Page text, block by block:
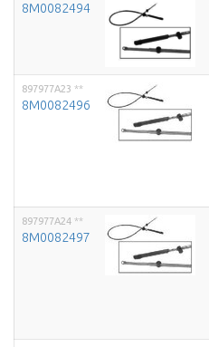
8M0082494
897977A23 **
8M0082496
897977A24 **
8M0082497